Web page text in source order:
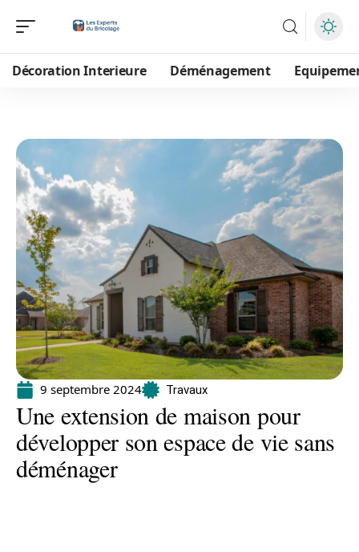
Décoration Interieure Déménagement
9 septembre 2024 Travaux
Une extension de maison pour
développer son espace de vie sans
déménager